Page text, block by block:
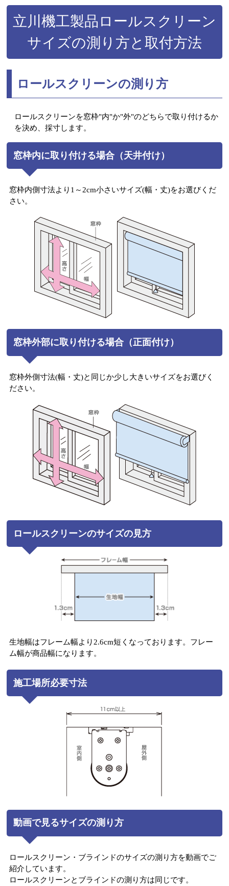
立川機工製品ロールスクリーン
サイズの測り方と取付方法
ロールスクリーンの測り方
ロールスクリーンを窓枠"内"か"外"のどちらで取り付けるか
を決め、採寸します。
窓枠内に取り付ける場合（天井付け）
窓枠内側寸法より1～2cm小さいサイズ(幅・丈)をお選びくだ
さい。
窓枠外部に取り付ける場合（正面付け）
窓枠外側寸法(幅・丈)と同じか少し大きいサイズをお選びく
ださい。
ロールスクリーンのサイズの見方
生地幅はフレーム幅より2.6cm短くなっております。フレー
ム幅が商品幅になります。
施工場所必要寸法
動画で見るサイズの測り方
ロールスクリーン・ブラインドのサイズの測り方を動画でご
紹介しています。
ロールスクリーンとブラインドの測り方は同じです。